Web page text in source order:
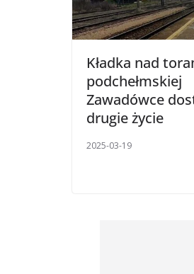
Kładka nad
podchełmskiej
Zawadówce
drugie życie
2025-03-19